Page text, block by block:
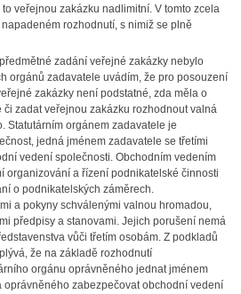
veřejnou zakázku nadlimitní. V tomto zcela
rozhodnutí, s nimiž se plně
zadání veřejné zakázky nebylo
orgánů zadavatele uvádím, že pro posouzení
zakázky není podstatné, zda měla o
zadat veřejnou zakázku rozhodnout valná
Statutárním orgánem zadavatele je
jedná jménem zadavatele se třetími
vedení společnosti. Obchodním vedením
organizování a řízení podnikatelské činnosti
o podnikatelských záměrech.
a pokyny schválenými valnou hromadou,
předpisy a stanovami. Jejich porušení nemá
vůči třetím osobám. Z podkladů
že na základě rozhodnutí
orgánu oprávněného jednat jménem
oprávněného zabezpečovat obchodní vedení